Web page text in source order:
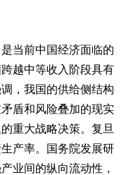
当前中国经济面临的
越中等收入阶段具有
，我国的供给侧结构
盾和风险叠加的现实
重大战略决策。复旦
产率。国务院发展研
业间的纵向流动性，